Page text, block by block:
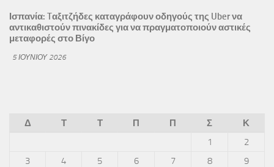
Ισπανία: Tαξιτζήδες καταγράφουν οδηγούς της Uber να
αντικαθιστούν πινακίδες για να πραγματοποιούν αστικές
μεταφορές στο Βίγο
5 ΙΟΥΝΊΟΥ 2026
Δ Τ Τ Π Π Σ
Κ
1
2
3
4 5 6 7 8
9